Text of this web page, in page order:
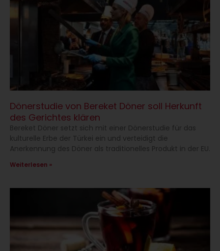
Dönerstudie von Bereket Döner soll Herkunft
des Gerichtes klären
Bereket Döner setzt sich mit einer Dönerstudie für das
kulturelle Erbe der Türkei ein und verteidigt die
Anerkennung des Döner als traditionelles Produkt in der EU.
Weiterlesen »